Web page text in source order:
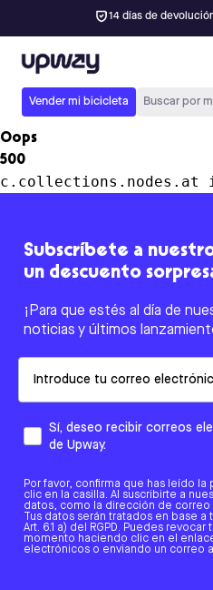
14 días de
Upway
Vender mi bicicleta Buscar por
Oops
500
c.collections.nodes.at
Subscríbete a
un descuento
¡Para que estés al día de
noticias y últimos
Sí, deseo recibir correos
de Upway.
Por favor, confirma que has leído
clic en la casilla. Al suscribirte a
datos, como la dirección de
Tus datos serán tratados en base
Art. 6.1 a) del RGPD. Puedes
momento haciendo clic en el
electrónicos o enviando un correo